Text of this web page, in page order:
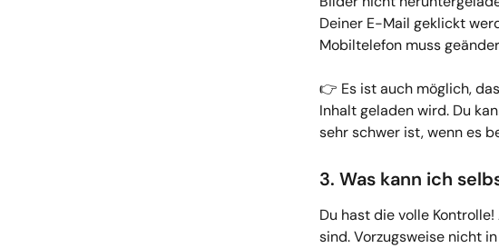
Deiner E-Mail geklickt
Mobiltelefon muss
👉 Es ist auch möglich,
Inhalt geladen wird. Du
sehr schwer ist, wenn es
3. Was kann ich
Du hast die volle
sind. Vorzugsweise nicht